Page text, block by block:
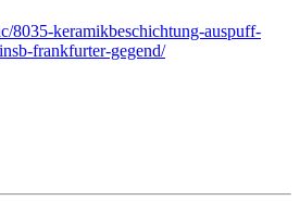
8035-keramikbeschichtung-auspuff-
frankfurter-gegend/